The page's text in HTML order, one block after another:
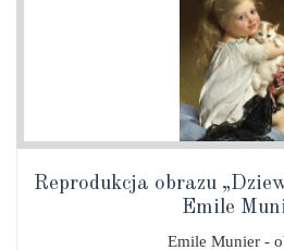
Reprodukcja obrazu
Emile
Emile Munier -